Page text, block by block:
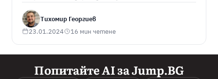
Тихомир Георгиев
23.01.2024 16 мин четене
Попитайте AI за Jump.BG